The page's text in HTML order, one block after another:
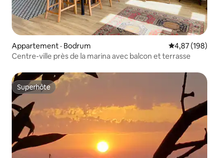
Appartement · Bodrum Note
4,87 (198)
Centre-ville près de la marina avec balcon et terrasse
Superhôte
Superhôte